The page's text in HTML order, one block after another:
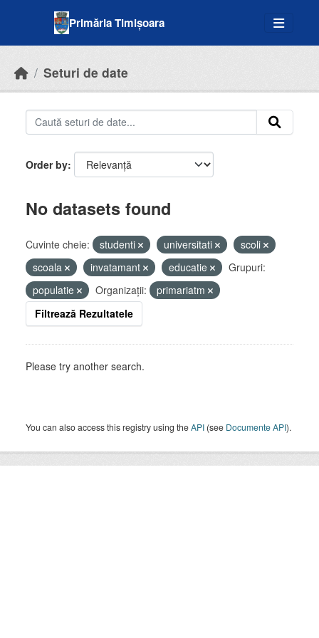
Primăria Timișoara
Seturi de date
Order by
No datasets found
Cuvinte cheie: studenti universitati
scoli
scoala
invatamant educatie
Grupuri:
populatie
Organizații:
primariatm
Filtrează Rezultatele
Please try another search.
You can also access this registry using theAPI (see Documente API).